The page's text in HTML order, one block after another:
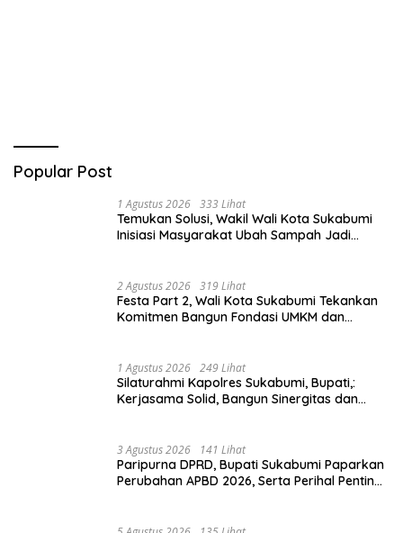
Popular Post
1 Agustus 2026 333 Lihat
Temukan Solusi, Wakil Wali Kota Sukabumi
Inisiasi Masyarakat Ubah Sampah Jadi
2 Agustus 2026 319 Lihat
Festa Part 2, Wali Kota Sukabumi Tekankan
Komitmen Bangun Fondasi UMKM dan
1 Agustus 2026 249 Lihat
Silaturahmi Kapolres Sukabumi, Bupati,:
Kerjasama Solid, Bangun Sinergitas dan
3 Agustus 2026 141 Lihat
Paripurna DPRD, Bupati Sukabumi Paparkan
Perubahan APBD 2026, Serta Perihal Penting